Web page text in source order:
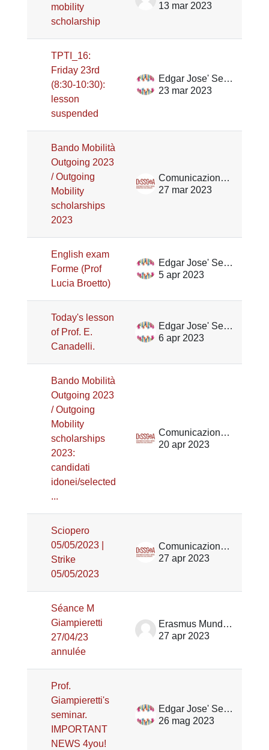
mobility
scholarship
13 mar 2023
TPTI_16:
Friday 23rd
(8:30-10:30):
lesson
suspended
Edgar Jose' Serrano
23 mar 2023
Bando Mobilità
Outgoing 2023
/ Outgoing
Mobility
scholarships
2023
Comunicazione DiSSGeA
27 mar 2023
English exam
Forme (Prof
Lucia Broetto)
Edgar Jose' Serrano
5 apr 2023
Today's lesson
of Prof. E.
Canadelli.
Edgar Jose' Serrano
6 apr 2023
Bando Mobilità
Outgoing 2023
/ Outgoing
Mobility
scholarships
2023:
candidati
idonei/selected
...
Comunicazione DiSSGeA
20 apr 2023
Sciopero
05/05/2023 |
Strike
05/05/2023
Comunicazione DiSSGeA
27 apr 2023
Séance M
Giampieretti
27/04/23
annulée
Erasmus Mundus TPTI
27 apr 2023
Prof.
Giampieretti's
seminar.
IMPORTANT
NEWS 4you!
Edgar Jose' Serrano
26 mag 2023